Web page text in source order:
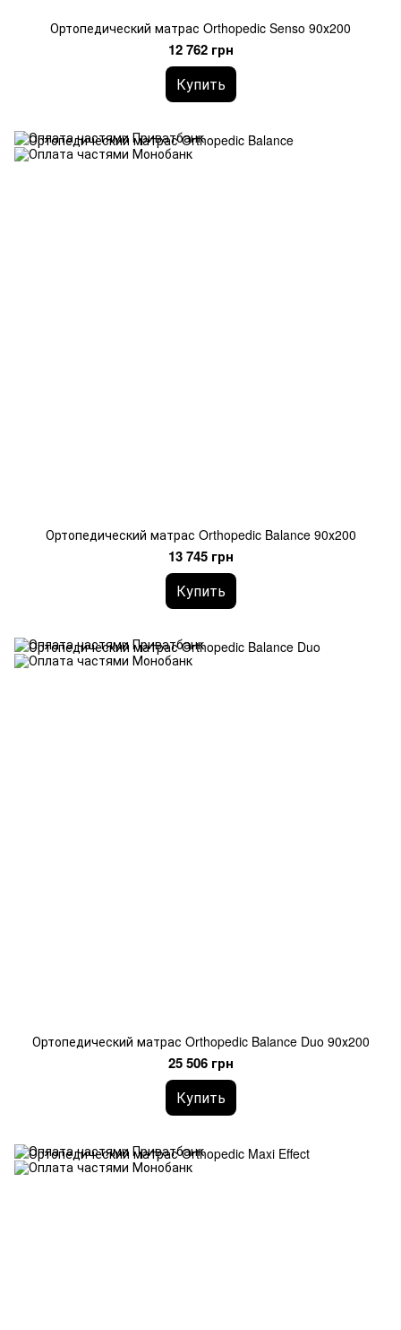
Ортопедический матрас Orthopedic Senso 90х200
12 762 грн
Купить
Ортопедический матрас Orthopedic Balance 90х200
13 745 грн
Купить
Ортопедический матрас Orthopedic Balance Duo 90х200
25 506 грн
Купить